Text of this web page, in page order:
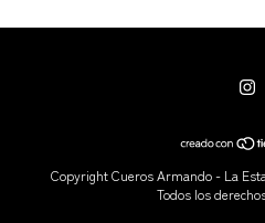
Copyright Cueros Armando - La
Todos los